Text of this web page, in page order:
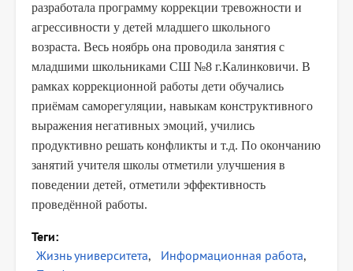
разработала программу коррекции тревожности и
агрессивности у детей младшего школьного
возраста. Весь ноябрь она проводила занятия с
младшими школьниками СШ №8 г.Калинковичи. В
рамках коррекционной работы дети обучались
приёмам саморегуляции, навыкам конструктивного
выражения негативных эмоций, учились
продуктивно решать конфликты и т.д. По окончанию
занятий учителя школы отметили улучшения в
поведении детей, отметили эффективность
проведённой работы.
Теги
Жизнь университета
Информационная работа